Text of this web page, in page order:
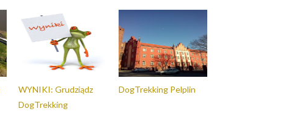
WYNIKI: Grudziądz
DogTrekking
DogTrekking Pelplin